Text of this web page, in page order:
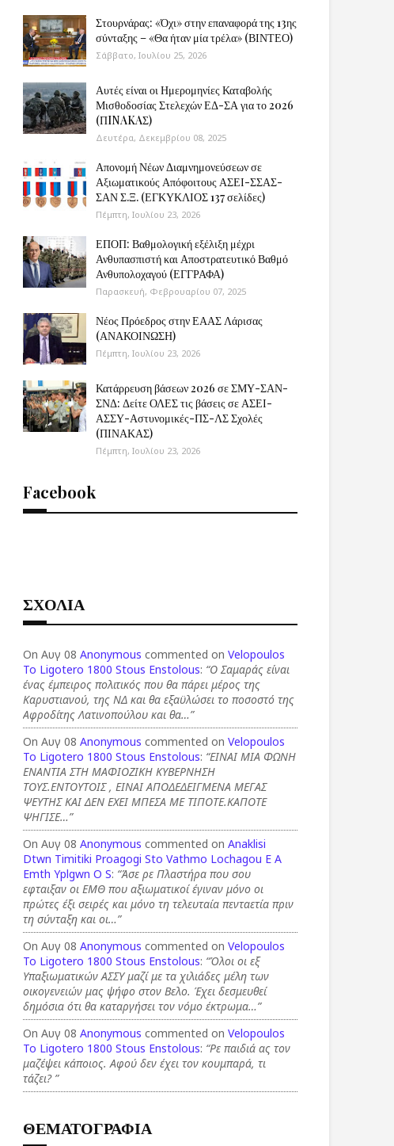
Στουρνάρας: «Όχι» στην επαναφορά της 13ης
σύνταξης – «Θα ήταν μία τρέλα» (ΒΙΝΤΕΟ)
Σάββατο, Ιουλίου 25, 2026
Αυτές είναι οι Ημερομηνίες Καταβολής
Μισθοδοσίας Στελεχών ΕΔ-ΣΑ για το 2026
(ΠINAKAΣ)
Δευτέρα, Δεκεμβρίου 08, 2025
Απονομή Νέων Διαμνημονεύσεων σε
Αξιωματικούς Απόφοιτους ΑΣΕΙ-ΣΣΑΣ-
ΣΑΝ Σ.Ξ. (ΕΓΚΥΚΛΙΟΣ 137 σελίδες)
Πέμπτη, Ιουλίου 23, 2026
ΕΠΟΠ: Βαθμολογική εξέλιξη μέχρι
Ανθυπασπιστή και Αποστρατευτικό Βαθμό
Ανθυπολοχαγού (ΕΓΓΡΑΦΑ)
Παρασκευή, Φεβρουαρίου 07, 2025
Νέος Πρόεδρος στην ΕΑΑΣ Λάρισας
(ΑΝΑΚΟΙΝΩΣΗ)
Πέμπτη, Ιουλίου 23, 2026
Κατάρρευση βάσεων 2026 σε ΣΜΥ-ΣΑΝ-
ΣΝΔ: Δείτε ΟΛΕΣ τις βάσεις σε ΑΣΕΙ-
ΑΣΣΥ-Αστυνομικές-ΠΣ-ΛΣ Σχολές
(ΠΙΝΑΚΑΣ)
Πέμπτη, Ιουλίου 23, 2026
Facebook
ΣΧΟΛΙΑ
On Αυγ 08Anonymous commented onVelopoulos
To Ligotero 1800 Stous Enstolous: “Ο Σαμαράς είναι
ένας έμπειρος πολιτικός που θα πάρει μέρος της
Καρυστιανού, της ΝΔ και θα εξαϋλώσει το ποσοστό της
Αφροδίτης Λατινοπούλου και θα…”
On Αυγ 08Anonymous commented onVelopoulos
To Ligotero 1800 Stous Enstolous: “ΕΙΝΑΙ ΜΙΑ ΦΩΝΗ
ΕΝΑΝΤΙΑ ΣΤΗ ΜΑΦΙΟΖΙΚΗ ΚΥΒΕΡΝΗΣΗ
ΤΟΥΣ.ΕΝΤΟΥΤΟΙΣ , ΕΙΝΑΙ ΑΠΟΔΕΔΕΙΓΜΕΝΑ ΜΕΓΑΣ
ΨΕΥΤΗΣ ΚΑΙ ΔΕΝ ΕΧΕΙ ΜΠΕΣΑ ΜΕ ΤΙΠΟΤΕ.ΚΑΠΟΤΕ
ΨΗΓΙΣΕ…”
On Αυγ 08Anonymous commented onAnaklisi
Dtwn Timitiki Proagogi Sto Vathmo Lochagou E A
Emth Yplgwn O S: “Άσε ρε Πλαστήρα που σου
εφταιξαν οι ΕΜΘ που αξιωματικοί έγιναν μόνο οι
πρώτες έξι σειρές και μόνο τη τελευταία πενταετία πριν
τη σύνταξη και οι…”
On Αυγ 08Anonymous commented onVelopoulos
To Ligotero 1800 Stous Enstolous: “Όλοι οι εξ
Υπαξιωματικών ΑΣΣΥ μαζί με τα χιλιάδες μέλη των
οικογενειών μας ψήφο στον Βελο. Έχει δεσμευθεί
δημόσια ότι θα καταργήσει τον νόμο έκτρωμα…”
On Αυγ 08Anonymous commented onVelopoulos
To Ligotero 1800 Stous Enstolous: “Ρε παιδιά ας τον
μαζέψει κάποιος. Αφού δεν έχει τον κουμπαρά, τι
τάζει? ”
ΘΕΜΑΤΟΓΡΑΦΙΑ